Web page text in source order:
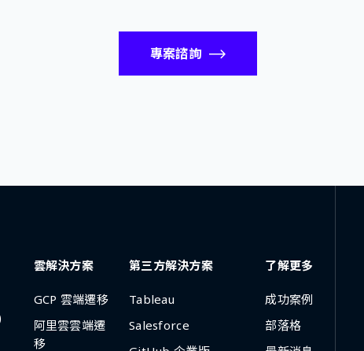
專案諮詢
雲解決方案
GCP 雲端遷移
阿里雲雲端遷
移
第三方解決方案
Tableau
Salesforce
了解更多
成功案例
部落格